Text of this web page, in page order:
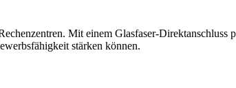
Mit einem Glasfaser-
stärken können.